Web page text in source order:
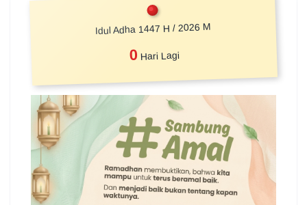
Idul Adha 1447 H / 2026 M
0 Hari Lagi